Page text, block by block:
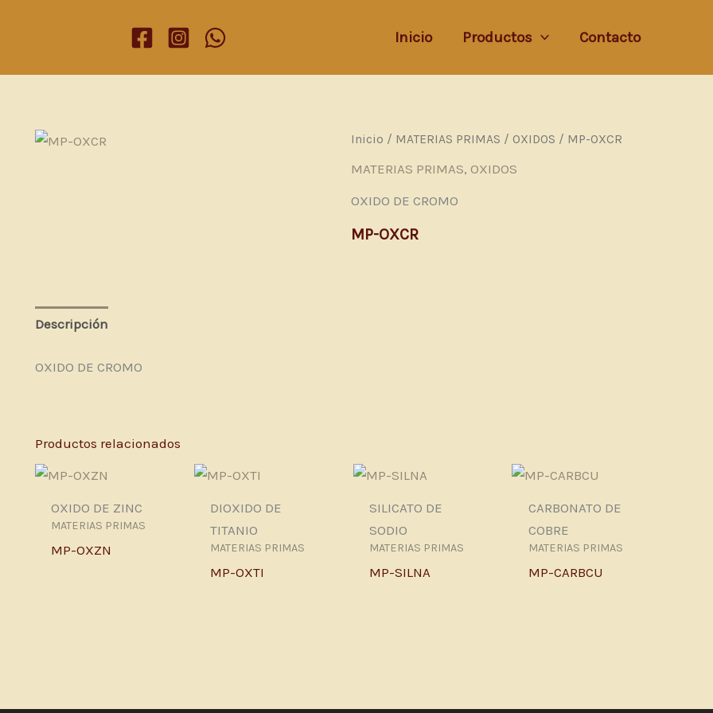
Inicio Productos Contacto
Inicio / MATERIAS PRIMAS / OXIDOS / MP-OXCR
MATERIAS PRIMAS, OXIDOS
OXIDO DE CROMO
MP-OXCR
Descripción
OXIDO DE CROMO
Productos relacionados
OXIDO DE ZINC
MATERIAS PRIMAS
MP-OXZN
DIOXIDO DE
TITANIO
MATERIAS PRIMAS
MP-OXTI
SILICATO DE
SODIO
MATERIAS PRIMAS
MP-SILNA
CARBONATO DE
COBRE
MATERIAS PRIMAS
MP-CARBCU